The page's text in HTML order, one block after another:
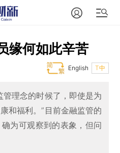
缘何如此辛苦
T中
English
管理念的时候了，即使是为
和福利。”目前金融监管的
为可观察到的表象，但问